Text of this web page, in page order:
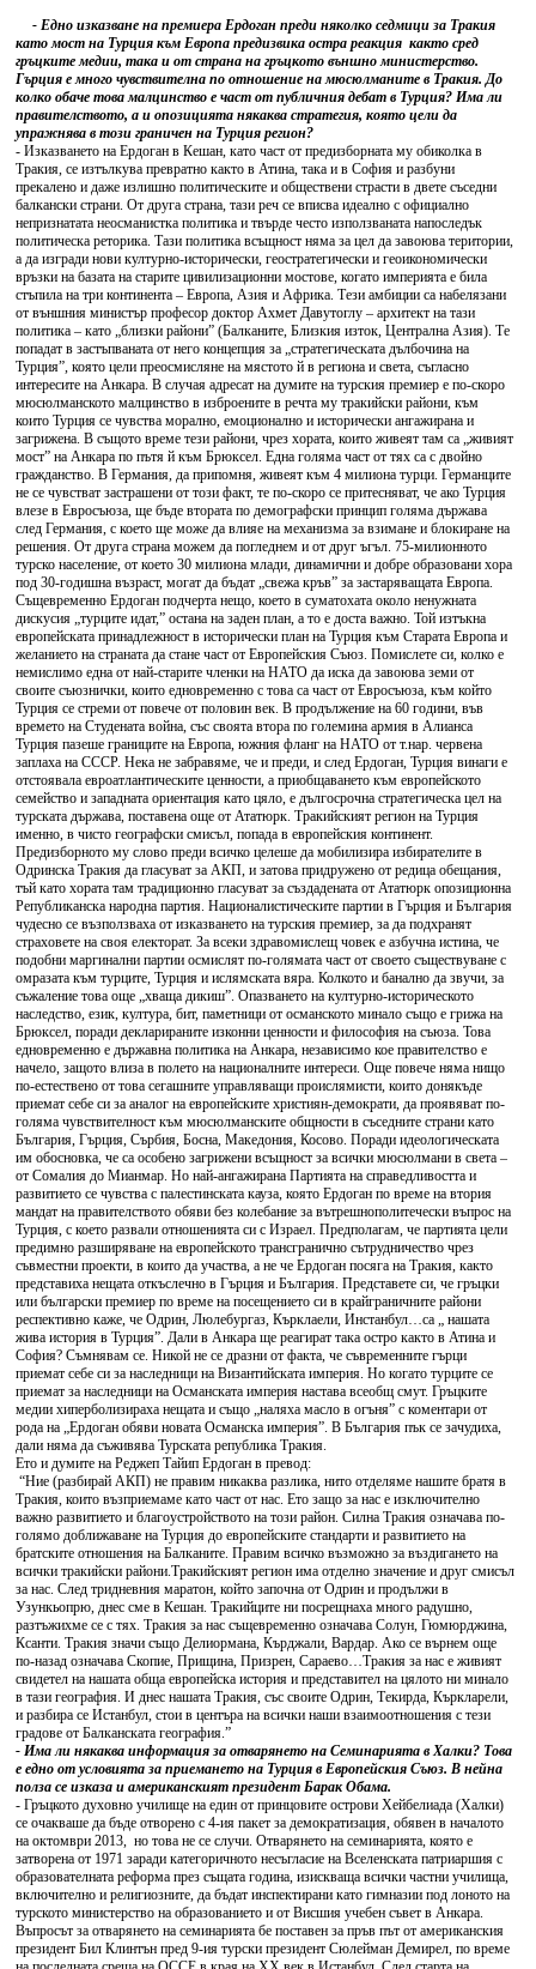
- Едно изказване на премиера Ердоган преди няколко седмици за Тракия
като мост на Турция към Европа предизвика остра реакция както сред
гръцките медии, така и от страна на гръцкото външно министерство.
Гърция е много чувствителна по отношение на мюсюлманите в Тракия. До
колко обаче това малцинство е част от публичния дебат в Турция? Има ли
правителството, а и опозицията някаква стратегия, която цели да
упражнява в този граничен на Турция регион?
- Изказването на Ердоган в Кешан, като част от предизборната му обиколка в
Тракия, се изтълкува превратно както в Атина, така и в София и разбуни
прекалено и даже излишно политическите и обществени страсти в двете съседни
балкански страни. От друга страна, тази реч се вписва идеално с официално
непризнатата неосманистка политика и твърде често използваната напоследък
политическа реторика. Тази политика всъщност няма за цел да завоюва територии,
а да изгради нови културно-исторически, геостратегически и геоикономически
връзки на базата на старите цивилизационни мостове, когато империята е била
стъпила на три континента – Европа, Азия и Африка. Тези амбиции са набелязани
от външния министър професор доктор Ахмет Давутоглу – архитект на тази
политика – като „близки райони” (Балканите, Близкия изток, Централна Азия). Те
попадат в застъпваната от него концепция за „стратегическата дълбочина на
Турция”, която цели преосмисляне на мястото й в региона и света, съгласно
интересите на Анкара. В случая адресат на думите на турския премиер е по-скоро
мюсюлманското малцинство в изброените в речта му тракийски райони, към
които Турция се чувства морално, емоционално и исторически ангажирана и
загрижена. В същото време тези райони, чрез хората, които живеят там са „живият
мост” на Анкара по пътя й към Брюксел. Една голяма част от тях са с двойно
гражданство. В Германия, да припомня, живеят към 4 милиона турци. Германците
не се чувстват застрашени от този факт, те по-скоро се притесняват, че ако Турция
влезе в Евросъюза, ще бъде втората по демографски принцип голяма държава
след Германия, с което ще може да влияе на механизма за взимане и блокиране на
решения. От друга страна можем да погледнем и от друг ъгъл. 75-милионното
турско население, от което 30 милиона млади, динамични и добре образовани хора
под 30-годишна възраст, могат да бъдат „свежа кръв” за застаряващата Европа.
Същевременно Ердоган подчерта нещо, което в суматохата около ненужната
дискусия „турците идат,” остана на заден план, а то е доста важно. Той изтъкна
европейската принадлежност в исторически план на Турция към Старата Европа и
желанието на страната да стане част от Европейския Съюз. Помислете си, колко е
немислимо една от най-старите членки на НАТО да иска да завоюва земи от
своите съюзнички, които едновременно с това са част от Евросъюза, към който
Турция се стреми от повече от половин век. В продължение на 60 години, във
времето на Студената война, със своята втора по големина армия в Алианса
Турция пазеше границите на Европа, южния фланг на НАТО от т.нар. червена
заплаха на СССР. Нека не забравяме, че и преди, и след Ердоган, Турция винаги е
отстоявала евроатлантическите ценности, а приобщаването към европейското
семейство и западната ориентация като цяло, е дългосрочна стратегическа цел на
турската държава, поставена още от Ататюрк. Тракийският регион на Турция
именно, в чисто географски смисъл, попада в европейския континент.
Предизборното му слово преди всичко целеше да мобилизира избирателите в
Одринска Тракия да гласуват за АКП, и затова придружено от редица обещания,
тъй като хората там традиционно гласуват за създадената от Ататюрк опозиционна
Републиканска народна партия. Националистическите партии в Гърция и България
чудесно се възползваха от изказването на турския премиер, за да подхранят
страховете на своя електорат. За всеки здравомислещ човек е азбучна истина, че
подобни маргинални партии осмислят по-голямата част от своето съществуване с
омразата към турците, Турция и ислямската вяра. Колкото и банално да звучи, за
съжаление това още „хваща дикиш”. Опазването на културно-историческото
наследство, език, култура, бит, паметници от османското минало също е грижа на
Брюксел, поради декларираните изконни ценности и философия на съюза. Това
едновременно е държавна политика на Анкара, независимо кое правителство е
начело, защото влиза в полето на националните интереси. Още повече няма нищо
по-естествено от това сегашните управляващи проислямисти, които донякъде
приемат себе си за аналог на европейските християн-демократи, да проявяват по-
голяма чувствителност към мюсюлманските общности в съседните страни като
България, Гърция, Сърбия, Босна, Македония, Косово. Поради идеологическата
им обосновка, че са особено загрижени всъщност за всички мюсюлмани в света –
от Сомалия до Мианмар. Но най-ангажирана Партията на справедливостта и
развитието се чувства с палестинската кауза, която Ердоган по време на втория
мандат на правителството обяви без колебание за вътрешнополитечески въпрос на
Турция, с което развали отношенията си с Израел. Предполагам, че партията цели
предимно разширяване на европейското трансгранично сътрудничество чрез
съвместни проекти, в които да участва, а не че Ердоган посяга на Тракия, както
представиха нещата откъслечно в Гърция и България. Представете си, че гръцки
или български премиер по време на посещението си в крайграничните райони
респективно каже, че Одрин, Люлебургаз, Кърклаели, Инстанбул…са „ нашата
жива история в Турция”. Дали в Анкара ще реагират така остро както в Атина и
София? Съмнявам се. Никой не се дразни от факта, че съвременните гърци
приемат себе си за наследници на Византийската империя. Но когато турците се
приемат за наследници на Османската империя настава всеобщ смут. Гръцките
медии хиперболизираха нещата и също „наляха масло в огъня” с коментари от
рода на „Ердоган обяви новата Османска империя”. В България пък се зачудиха,
дали няма да съживява Турската република Тракия.
Ето и думите на Реджеп Тайип Ердоган в превод:
“Ние (разбирай АКП) не правим никаква разлика, нито отделяме нашите братя в
Тракия, които възприемаме като част от нас. Ето защо за нас е изключително
важно развитието и благоустройството на този район. Силна Тракия означава по-
голямо доближаване на Турция до европейските стандарти и развитието на
братските отношения на Балканите. Правим всичко възможно за въздигането на
всички тракийски райони.Тракийският регион има отделно значение и друг смисъл
за нас. След тридневния маратон, който започна от Одрин и продължи в
Узункьопрю, днес сме в Кешан. Тракийците ни посрещнаха много радушно,
разтъжихме се с тях. Тракия за нас същевременно означава Солун, Гюмюрджина,
Ксанти. Тракия значи също Делиормана, Кърджали, Вардар. Ако се върнем още
по-назад означава Скопие, Прищина, Призрен, Сараево…Тракия за нас е живият
свидетел на нашата обща европейска история и представител на цялото ни минало
в тази география. И днес нашата Тракия, със своите Одрин, Текирда, Къркларели,
и разбира се Истанбул, стои в центъра на всички наши взаимоотношения с тези
градове от Балканската география.”
- Има ли някаква информация за отварянето на Семинарията в Халки? Това
е едно от условията за приемането на Турция в Европейския Съюз. В нейна
полза се изказа и американският президент Барак Обама.
- Гръцкото духовно училище на един от принцовите острови Хейбелиада (Халки)
се очакваше да бъде отворено с 4-ия пакет за демократизация, обявен в началото
на октомври 2013, но това не се случи. Отварянето на семинарията, която е
затворена от 1971 заради категоричното несъгласие на Вселенската патриаршия с
образователната реформа през същата година, изискваща всички частни училища,
включително и религиозните, да бъдат инспектирани като гимназии под лоното на
турското министерство на образованието и от Висшия учебен съвет в Анкара.
Въпросът за отварянето на семинарията бе поставен за пръв път от американския
президент Бил Клинтън пред 9-ия турски президент Сюлейман Демирел, по време